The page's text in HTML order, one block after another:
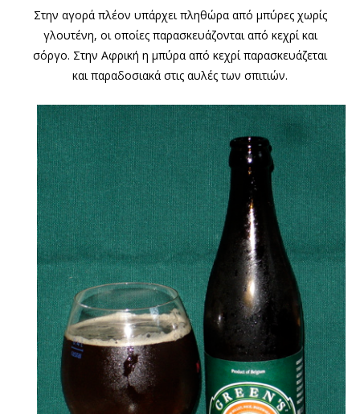
Στην αγορά πλέον υπάρχει πληθώρα από μπύρες χωρίς
γλουτένη, οι οποίες παρασκευάζονται από κεχρί και
σόργο. Στην Αφρική η μπύρα από κεχρί παρασκευάζεται
και παραδοσιακά στις αυλές των σπιτιών.